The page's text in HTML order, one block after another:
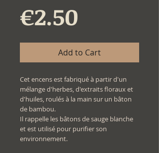
€2.50
Add to Cart
Cet encens est fabriqué à partir d'un
mélange d'herbes, d'extraits floraux et
d'huiles, roulés à la main sur un bâton
de bambou.
Il rappelle les bâtons de sauge blanche
et est utilisé pour purifier son
environnement.